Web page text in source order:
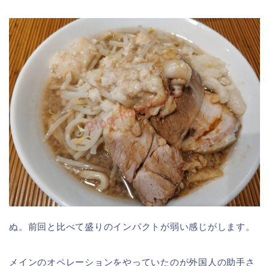
ぬ。前回と比べて盛りのインパクトが弱い感じがします。
メインのオペレーションをやっていたのが外国人の助手さ